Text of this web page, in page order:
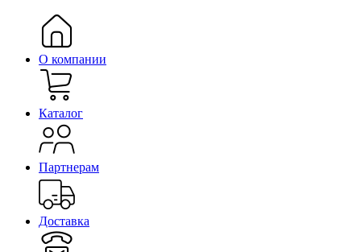
О компании
Каталог
Партнерам
Доставка